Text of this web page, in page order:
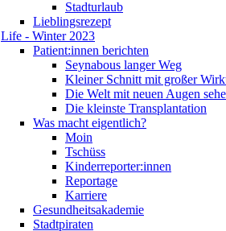
Stadturlaub
Lieblingsrezept
Life - Winter 2023
Patient:innen berichten
Seynabous langer Weg
Kleiner Schnitt mit großer
Die Welt mit neuen Augen
Die kleinste Transplantation
Was macht eigentlich?
Moin
Tschüss
Kinderreporter:innen
Reportage
Karriere
Gesundheitsakademie
Stadtpiraten